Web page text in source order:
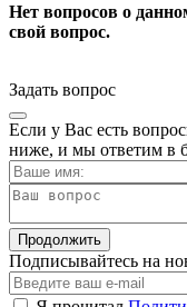
Нет вопросов о
свой вопрос.
Задать вопрос
Если у Вас есть
ниже, и мы ответим в
Продолжить
Подписывайтесь на